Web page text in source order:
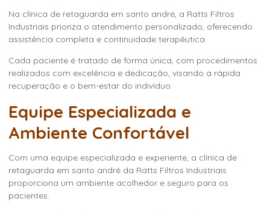
Na clínica de retaguarda em santo andré, a Ratts Filtros
Industriais prioriza o atendimento personalizado, oferecendo
assistência completa e continuidade terapêutica.
Cada paciente é tratado de forma única, com procedimentos
realizados com excelência e dedicação, visando a rápida
recuperação e o bem-estar do indivíduo.
Equipe Especializada e
Ambiente Confortável
Com uma equipe especializada e experiente, a clínica de
retaguarda em santo andré da Ratts Filtros Industriais
proporciona um ambiente acolhedor e seguro para os
pacientes.